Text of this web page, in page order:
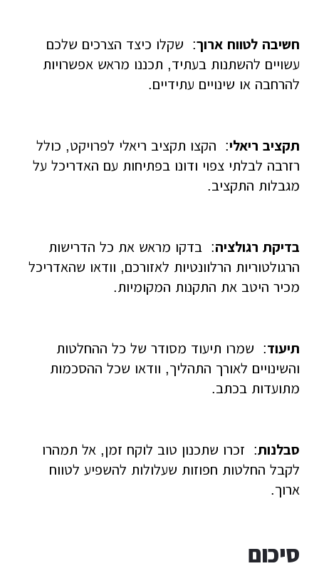
חשיבה לטווח ארוך: שקלו כיצד הצרכים שלכם
עשויים להשתנות בעתיד, תכננו מראש אפשרויות
להרחבה או שינויים עתידיים.
תקציב ריאלי: הקצו תקציב ריאלי לפרויקט, כולל
רזרבה לבלתי צפוי ודונו בפתיחות עם האדריכל על
מגבלות התקציב.
בדיקת רגולציה: בדקו מראש את כל הדרישות
הרגולטוריות הרלוונטיות לאזורכם, וודאו שהאדריכל
מכיר היטב את התקנות המקומיות.
תיעוד: שמרו תיעוד מסודר של כל ההחלטות
והשינויים לאורך התהליך, וודאו שכל ההסכמות
מתועדות בכתב.
סבלנות: זכרו שתכנון טוב לוקח זמן, אל תמהרו
לקבל החלטות חפוזות שעלולות להשפיע לטווח
ארוך.
סיכום